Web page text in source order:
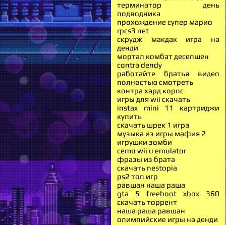
терминатор день
подводника
прохождение супер марио
rpcs3 net
скрудж макдак игра на
денди
мортал комбат десепшен
contra dendy
работайте братья видео
полностью смотреть
контра хард корпс
игры для wii скачать
instax mini 11 картриджи
купить
скачать шрек 1 игра
музыка из игры мафия 2
игрушки зомби
cemu wii u emulator
фразы из брата
скачать nestopia
ps2 топ игр
равшан наша раша
gta 5 freeboot xbox 360
скачать торрент
наша раша равшан
олимпийские игры на денди